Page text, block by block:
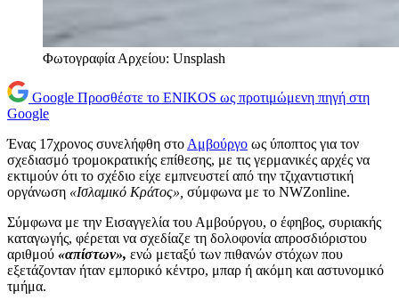
Φωτογραφία Αρχείου: Unsplash
Google Προσθέστε το ENIKOS ως προτιμώμενη πηγή στη
Google
Ένας 17χρονος συνελήφθη στο Αμβούργο ως ύποπτος για τον
σχεδιασμό τρομοκρατικής επίθεσης, με τις γερμανικές αρχές να
εκτιμούν ότι το σχέδιο είχε εμπνευστεί από την τζιχαντιστική
οργάνωση «Ισλαμικό Κράτος», σύμφωνα με το NWZonline.
Σύμφωνα με την Εισαγγελία του Αμβούργου, ο έφηβος, συριακής
καταγωγής, φέρεται να σχεδίαζε τη δολοφονία απροσδιόριστου
αριθμού «απίστων», ενώ μεταξύ των πιθανών στόχων που
εξετάζονταν ήταν εμπορικό κέντρο, μπαρ ή ακόμη και αστυνομικό
τμήμα.